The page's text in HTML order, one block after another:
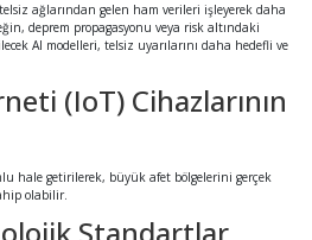
ağlarından gelen ham verileri işleyerek daha
deprem propagasyonu veya risk altındaki
AI modelleri, telsiz uyarılarını daha hedefli ve
(IoT) Cihazlarının
hale getirilerek, büyük afet bölgelerini gerçek
olabilir.